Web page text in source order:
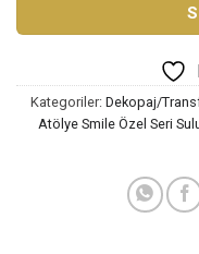
Kategoriler: Dekopaj/
Atölye Smile Özel Seri